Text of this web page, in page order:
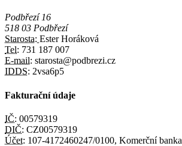
Podbřezí 16
518 03 Podbřezí
Starosta: Ester Horáková
Tel: 731 187 007
E-mail: starosta@podbrezi.cz
IDDS: 2vsa6p5
Fakturační údaje
IČ: 00579319
DIČ: CZ00579319
Účet: 107-4172460247/0100, Komerční banka